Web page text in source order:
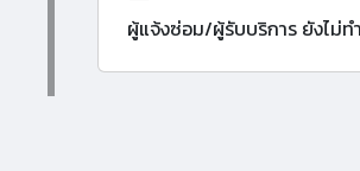
ผู้แจ้งซ่อม/ผู้รับบริการ ยังไม่ท